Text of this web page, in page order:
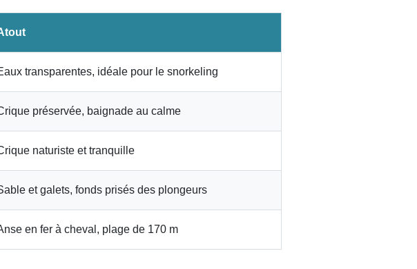
transparentes, idéale pour le snorkeling
préservée, baignade au calme
naturiste et tranquille
et galets, fonds prisés des plongeurs
en fer à cheval, plage de 170 m